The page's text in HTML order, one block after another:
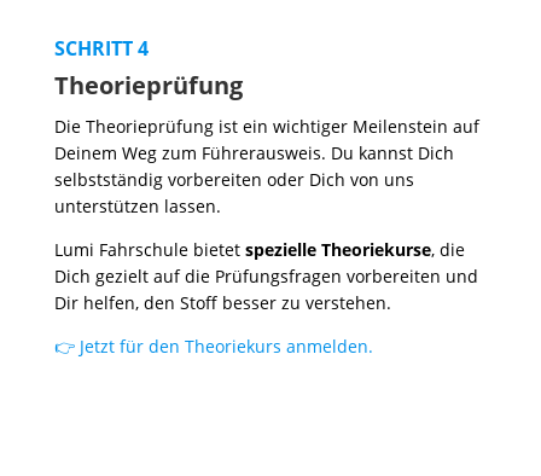
SCHRITT 4
Theorieprüfung
Die Theorieprüfung ist ein wichtiger Meilenstein auf
Deinem Weg zum Führerausweis. Du kannst Dich
selbstständig vorbereiten oder Dich von uns
unterstützen lassen.
Lumi Fahrschule bietet spezielle Theoriekurse, die
Dich gezielt auf die Prüfungsfragen vorbereiten und
Dir helfen, den Stoff besser zu verstehen.
👉 Jetzt für den Theoriekurs anmelden.